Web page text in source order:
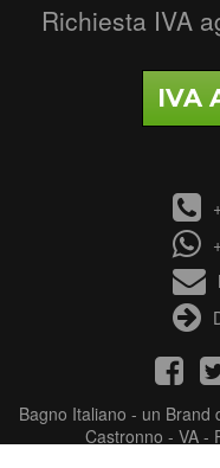
Richiesta IVA
IVA
Bagno Italiano - un Brand
Castronno - VA -